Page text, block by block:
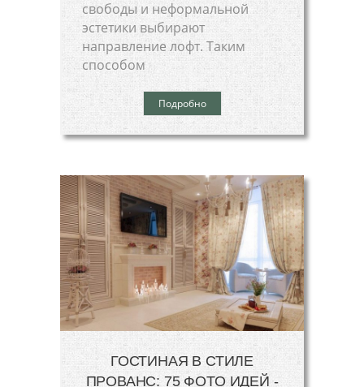
свободы и неформальной
эстетики выбирают
направление лофт. Таким
способом
Подробно
ГОСТИНАЯ В СТИЛЕ
ПРОВАНС: 75 ФОТО ИДЕЙ -